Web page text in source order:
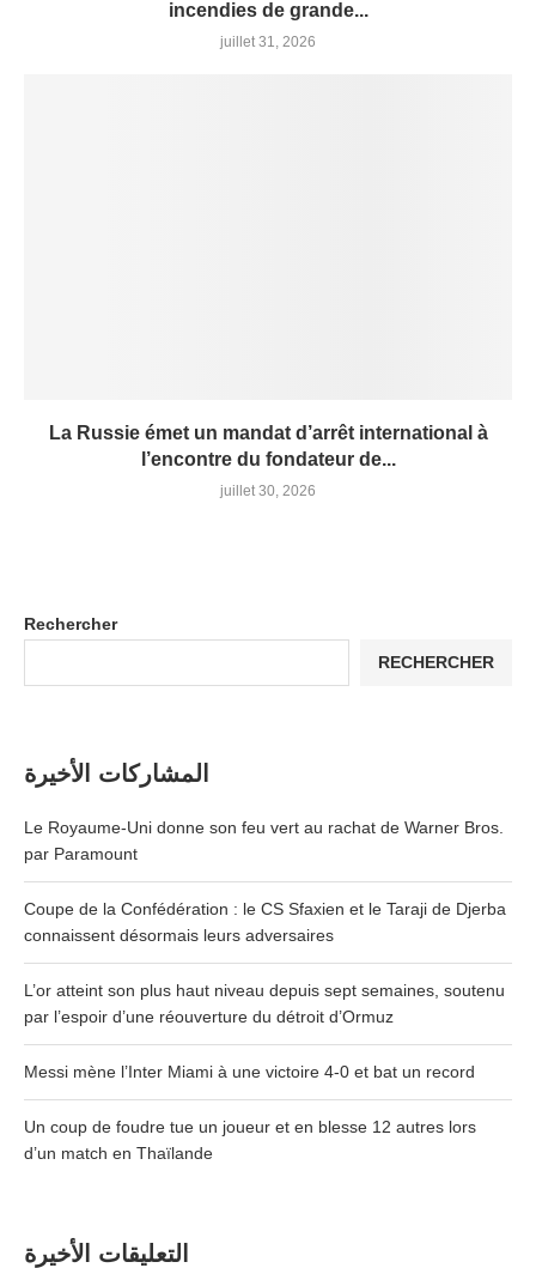
incendies de grande...
juillet 31, 2026
La Russie émet un mandat d’arrêt international à
l’encontre du fondateur de...
juillet 30, 2026
Rechercher
RECHERCHER
المشاركات الأخيرة
Le Royaume-Uni donne son feu vert au rachat de Warner Bros.
par Paramount
Coupe de la Confédération : le CS Sfaxien et le Taraji de Djerba
connaissent désormais leurs adversaires
L’or atteint son plus haut niveau depuis sept semaines, soutenu
par l’espoir d’une réouverture du détroit d’Ormuz
Messi mène l’Inter Miami à une victoire 4-0 et bat un record
Un coup de foudre tue un joueur et en blesse 12 autres lors
d’un match en Thaïlande
التعليقات الأخيرة